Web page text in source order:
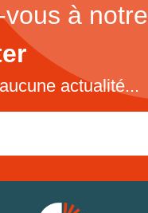
à notre
actualité...